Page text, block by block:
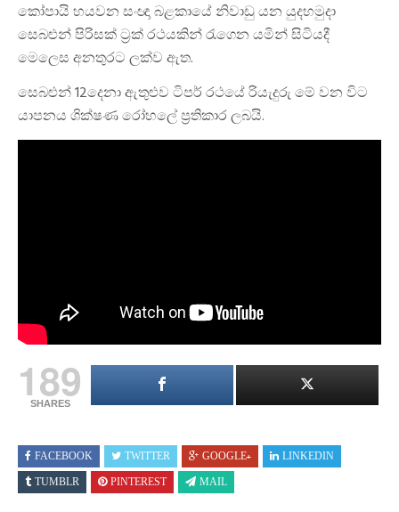
කෝපායි හයවන සංඥා බළකායේ නිවාඩු යන යුදහමුදා
සෙබළුන් පිරිසක් ට්‍රක් රථයකින් රැගෙන යමින් සිටියදී
මෙලෙස අනතුරට ලක්ව ඇත.
සෙබළුන් 12දෙනා ඇතුළුව ටිපර් රථයේ රියැදුරු මේ වන විට
යාපනය ශික්ෂණ රෝහලේ ප්‍රතිකාර ලබයි.
189
SHARES
FACEBOOK TWITTER GOOGLE+ LINKEDIN
TUMBLR PINTEREST MAIL